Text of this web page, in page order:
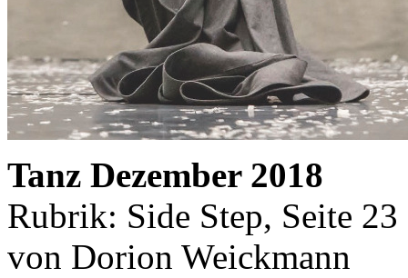
Tanz Dezember 2018
Rubrik: Side Step, Seite 23
von Dorion Weickmann